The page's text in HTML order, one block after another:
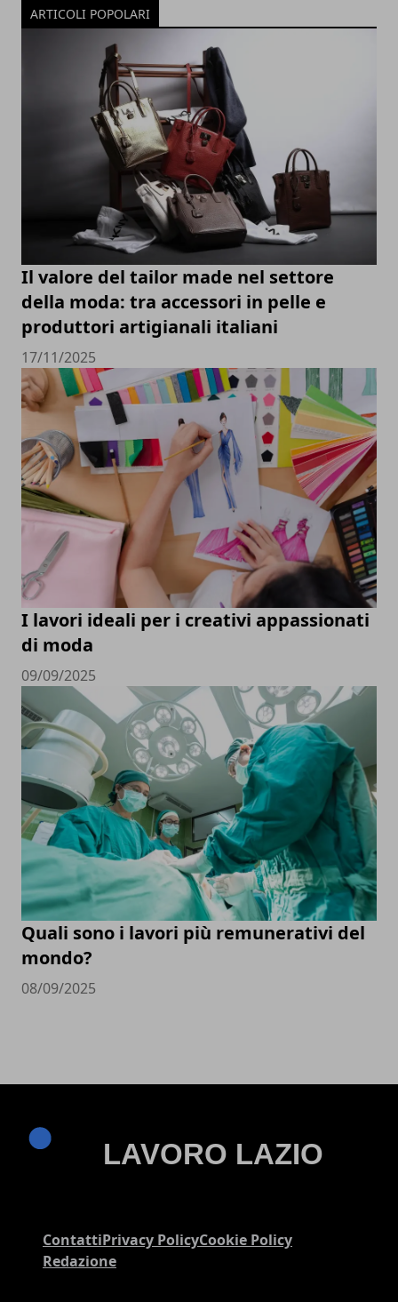
ARTICOLI POPOLARI
Il valore del tailor made nel settore
della moda: tra accessori in pelle e
produttori artigianali italiani
17/11/2025
I lavori ideali per i creativi appassionati
di moda
09/09/2025
Quali sono i lavori più remunerativi del
mondo?
08/09/2025
ContattiPrivacy PolicyCookie Policy
Redazione